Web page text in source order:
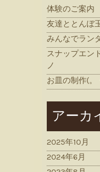
体験のご案内
友達ととんぼ
みんなでラン
スナップエン
ノ
お皿の制作(。
アーカ
2025年10月
2024年6月